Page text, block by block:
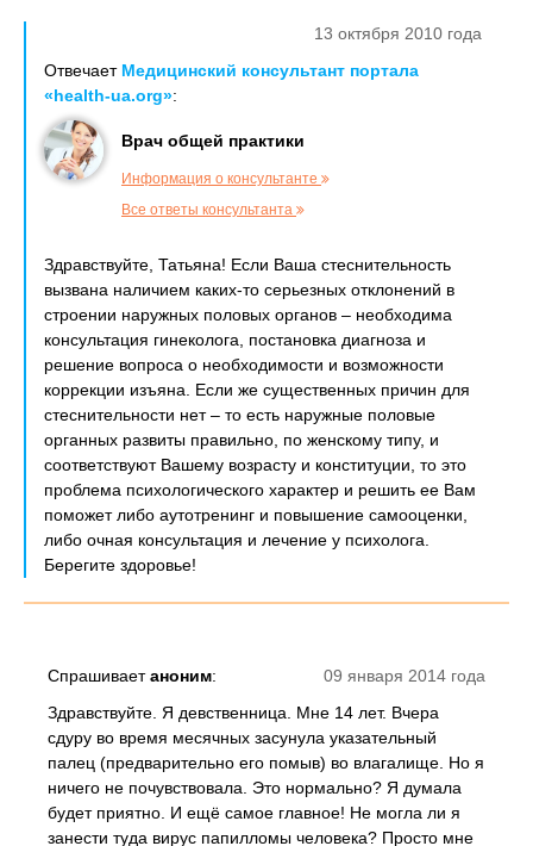
13 октября 2010 года
Отвечает Медицинский консультант портала
«health-ua.org»:
Врач общей практики
Информация о консультанте
Все ответы консультанта
Здравствуйте, Татьяна! Если Ваша стеснительность
вызвана наличием каких-то серьезных отклонений в
строении наружных половых органов – необходима
консультация гинеколога, постановка диагноза и
решение вопроса о необходимости и возможности
коррекции изъяна. Если же существенных причин для
стеснительности нет – то есть наружные половые
органных развиты правильно, по женскому типу, и
соответствуют Вашему возрасту и конституции, то это
проблема психологического характер и решить ее Вам
поможет либо аутотренинг и повышение самооценки,
либо очная консультация и лечение у психолога.
Берегите здоровье!
09 января 2014 года
Спрашиваетаноним:
Здравствуйте. Я девственница. Мне 14 лет. Вчера
сдуру во время месячных засунула указательный
палец (предварительно его помыв) во влагалище. Но я
ничего не почувствовала. Это нормально? Я думала
будет приятно. И ещё самое главное! Не могла ли я
занести туда вирус папилломы человека? Просто мне